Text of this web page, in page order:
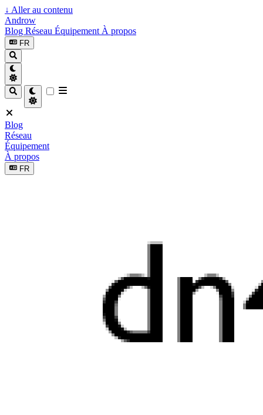
↓ Aller au contenu
Androw
Blog Réseau Équipement À propos
FR
Blog
Réseau
Équipement
À propos
FR